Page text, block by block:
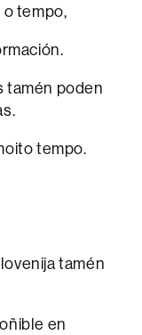
tempo,
tamén poden
tempo.
tamén
en